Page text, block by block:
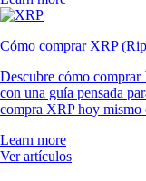
Cómo comprar XRP
Descubre cómo
con una guía pensada
compra XRP hoy mismo
Learn more
Ver artículos